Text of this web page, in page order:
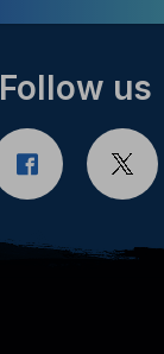
Follow us